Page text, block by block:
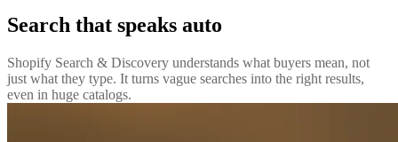
Search that speaks auto
Shopify Search & Discovery understands what buyers mean, not
just what they type. It turns vague searches into the right results,
even in huge catalogs.